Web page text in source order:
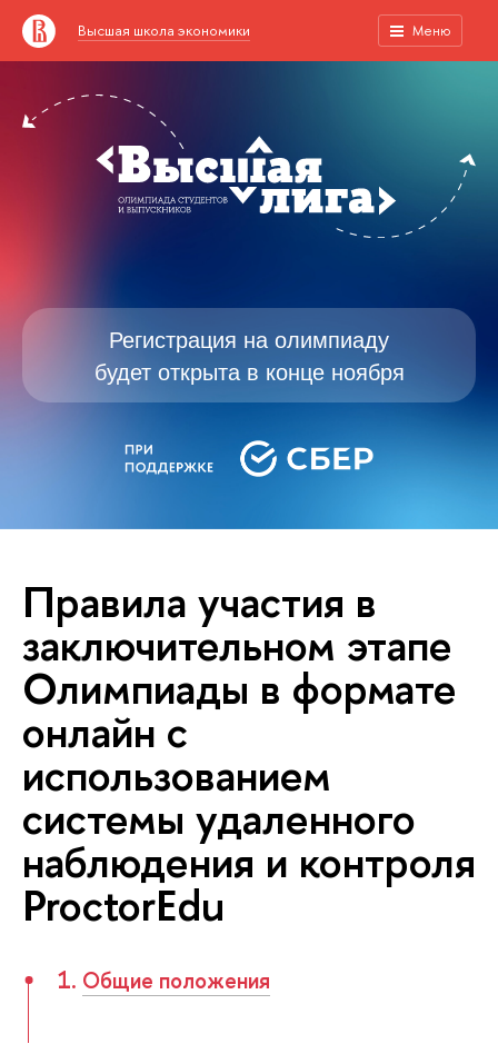
Высшая школа экономики Меню
Регистрация на олимпиаду
будет открыта в конце ноября
Правила участия в
заключительном этапе
Олимпиады в формате
онлайн с
использованием
системы удаленного
наблюдения и контроля
ProctorEdu
1. Общие положения